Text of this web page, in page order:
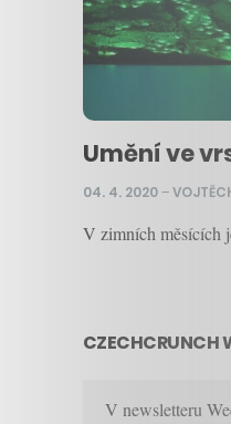
Umění ve
04. 4. 2020–
V zimních měsících
CZECHCRUNCH
V newsletteru